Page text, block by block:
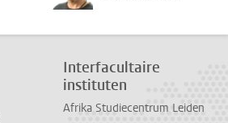
Interfacultaire
instituten
Afrika Studiecentrum Leiden